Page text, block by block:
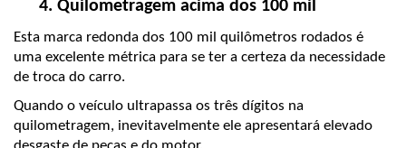
Quilometragem acima dos 100 mil
Esta marca redonda dos 100 mil quilômetros rodados é
uma excelente métrica para se ter a certeza da necessidade
de troca do carro.
Quando o veículo ultrapassa os três dígitos na
quilometragem, inevitavelmente ele apresentará elevado